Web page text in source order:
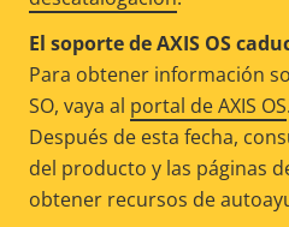
El soporte de AXIS OS
Para obtener información
SO, vaya al portal de AXIS OS.
Después de esta fecha,
del producto y las páginas
obtener recursos de